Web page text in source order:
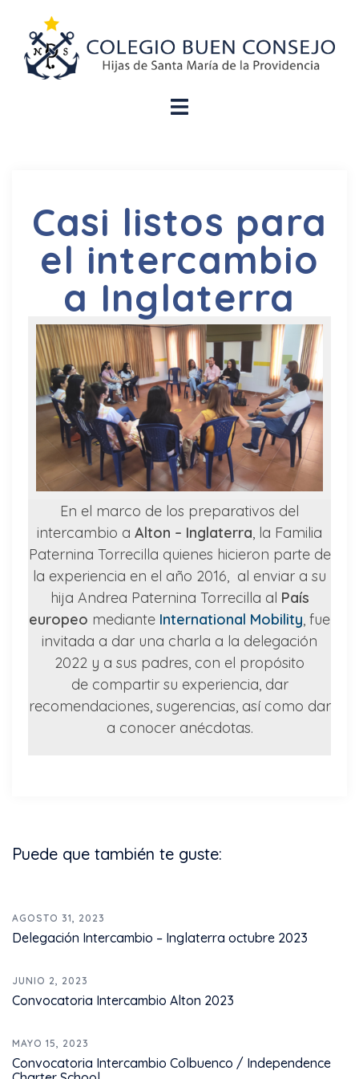
Casi listos para
el intercambio
a Inglaterra
En el marco de los preparativos del
intercambio a Alton – Inglaterra, la Familia
Paternina Torrecilla quienes hicieron parte de
la experiencia en el año 2016, al enviar a su
hija Andrea Paternina Torrecilla al País
europeo mediante International Mobility, fue
invitada a dar una charla a la delegación
2022 y a sus padres, con el propósito
de compartir su experiencia, dar
recomendaciones, sugerencias, así como dar
a conocer anécdotas.
Puede que también te guste:
AGOSTO 31, 2023
Delegación Intercambio – Inglaterra octubre 2023
JUNIO 2, 2023
Convocatoria Intercambio Alton 2023
MAYO 15, 2023
Convocatoria Intercambio Colbuenco / Independence